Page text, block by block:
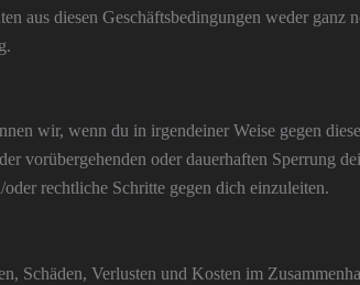
aus diesen Geschäftsbedingungen weder ganz
wir, wenn du in irgendeiner Weise gegen
vorübergehenden oder dauerhaften Sperrung
rechtliche Schritte gegen dich einzuleiten.
Schäden, Verlusten und Kosten im